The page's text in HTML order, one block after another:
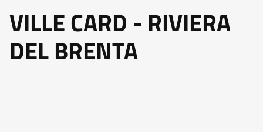
VILLE CARD - RIVIERA
DEL BRENTA